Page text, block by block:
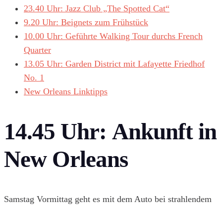
23.40 Uhr: Jazz Club „The Spotted Cat“
9.20 Uhr: Beignets zum Frühstück
10.00 Uhr: Geführte Walking Tour durchs French
Quarter
13.05 Uhr: Garden District mit Lafayette Friedhof
No. 1
New Orleans Linktipps
14.45 Uhr: Ankunft in
New Orleans
Samstag Vormittag geht es mit dem Auto bei strahlendem